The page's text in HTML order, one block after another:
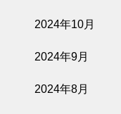
2024年10月
2024年9月
2024年8月